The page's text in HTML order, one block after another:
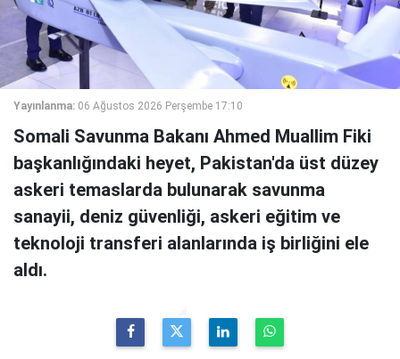
Yayınlanma: 06 Ağustos 2026 Perşembe 17:10
Somali Savunma Bakanı Ahmed Muallim Fiki
başkanlığındaki heyet, Pakistan'da üst düzey
askeri temaslarda bulunarak savunma
sanayii, deniz güvenliği, askeri eğitim ve
teknoloji transferi alanlarında iş birliğini ele
aldı.